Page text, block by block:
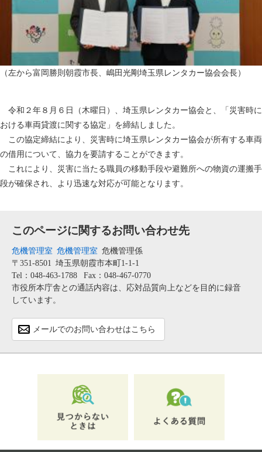
（左から富岡勝則朝霞市長、嶋田光剛埼玉県レンタカー協会会長）
令和２年８月６日（木曜日）、埼玉県レンタカー協会と、「災害時に
おける車両貸渡に関する協定」を締結しました。
この協定締結により、災害時に埼玉県レンタカー協会が所有する車両
の借用について、協力を要請することができます。
これにより、災害に当たる職員の移動手段や避難所への物資の運搬手
段が確保され、より迅速な対応が可能となります。
このページに関するお問い合わせ先
危機管理室 危機管理室 危機管理係
〒351-8501 埼玉県朝霞市本町1-1-1
Tel：048-463-1788
Fax：048-467-0770
市役所本庁舎との通話内容は、応対品質向上などを目的に録音
しています。
メールでのお問い合わせはこちら